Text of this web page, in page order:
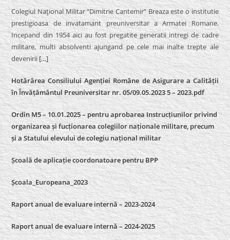
Colegiul Naţional Militar “Dimitrie Cantemir” Breaza este o institutie
prestigioasa de invatamant preuniversitar a Armatei Romane.
Incepand din 1954 aici au fost pregatite generatii intregi de cadre
militare, multi absolventi ajungand pe cele mai inalte trepte ale
devenirii […]
Hotărârea Consiliului Agenției Române de Asigurare a Calității
în Învățământul Preuniversitar nr. 05/09.05.2023 5 – 2023.pdf
Ordin M5 – 10.01.2025 – pentru aprobarea Instrucțiunilor privind
organizarea și fucționarea colegiilor naționale militare, precum
și a Statului elevului de colegiu național militar
Școală de aplicație coordonatoare pentru BPP
Școala_Europeana_2023
Raport anual de evaluare internă – 2023-2024
Raport anual de evaluare internă –2024-2025